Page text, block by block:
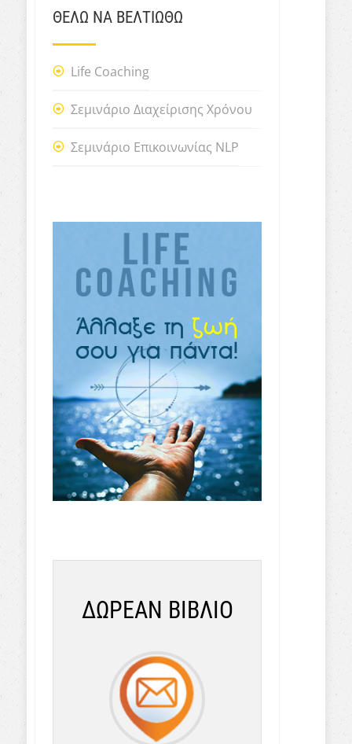
ΘΕΛΩ ΝΑ ΒΕΛΤΙΩΘΩ
Life Coaching
Σεμινάριο Διαχείρισης Χρόνου
Σεμινάριο Επικοινωνίας NLP
ΔΩΡΕΑΝ ΒΙΒΛΙΟ